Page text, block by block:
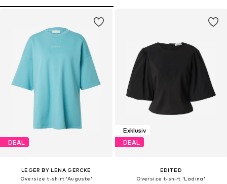
DEAL
LEGER BY LENA GERCKE
Oversize t-shirt 'Auguste'
Exklusiv
DEAL
EDITED
Oversize t-shirt 'Ladina'